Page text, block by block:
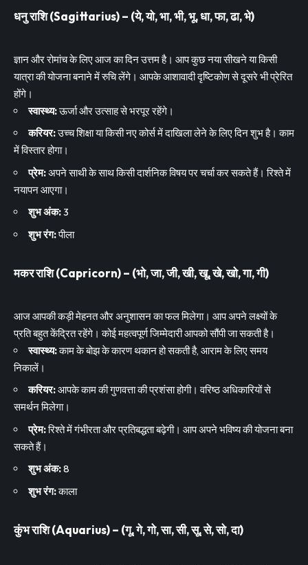
धनु राशि (Sagittarius) – (ये, यो, भा, भी, भू, धा, फा, ढा, भे)
ज्ञान और रोमांच के लिए आज का दिन उत्तम है। आप कुछ नया सीखने या किसी
यात्रा की योजना बनाने में रुचि लेंगे। आपके आशावादी दृष्टिकोण से दूसरे भी प्रेरित
होंगे।
स्वास्थ्य:ऊर्जा और उत्साह से भरपूर रहेंगे।
करियर:उच्च शिक्षा या किसी नए कोर्स में दाखिला लेने के लिए दिन शुभ है। काम
में विस्तार होगा।
प्रेम:अपने साथी के साथ किसी दार्शनिक विषय पर चर्चा कर सकते हैं। रिश्ते में
नयापन आएगा।
शुभ अंक:3
शुभ रंग:पीला
मकर राशि (Capricorn) – (भो, जा, जी, खी, खू, खे, खो, गा, गी)
आज आपकी कड़ी मेहनत और अनुशासन का फल मिलेगा। आप अपने लक्ष्यों के
प्रति बहुत केंद्रित रहेंगे। कोई महत्वपूर्ण जिम्मेदारी आपको सौंपी जा सकती है।
स्वास्थ्य:काम के बोझ के कारण थकान हो सकती है, आराम के लिए समय
निकालें।
करियर:आपके काम की गुणवत्ता की प्रशंसा होगी। वरिष्ठ अधिकारियों से
समर्थन मिलेगा।
प्रेम:रिश्ते में गंभीरता और प्रतिबद्धता बढ़ेगी। आप अपने भविष्य की योजना बना
सकते हैं।
शुभ अंक:8
शुभ रंग:काला
कुंभ राशि (Aquarius) – (गू, गे, गो, सा, सी, सू, से, सो, दा)